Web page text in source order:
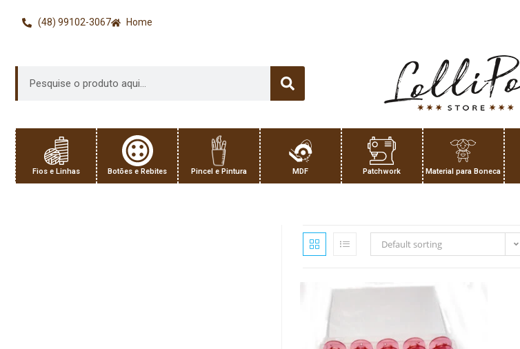
(48) 99102-3067 Home
Fios e Linhas Botões e Rebites Pincel e Pintura MDF Patchwork Material para Boneca
Default sorting